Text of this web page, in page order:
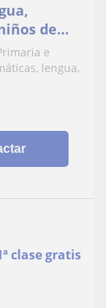
de
una
a
enseñar
e
lengua,
clase gratis